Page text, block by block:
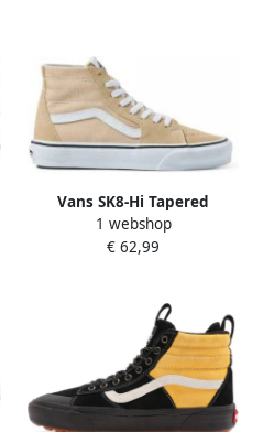
Vans SK8-Hi Tapered
Sneakers Beige
1 webshop
€ 62,99